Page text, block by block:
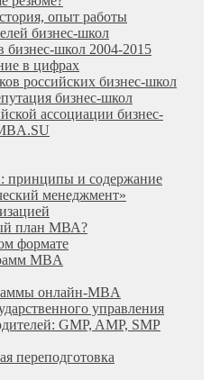
опыт работы
бизнес-школ
бизнес-школ 2004-2015
в цифрах
российских бизнес-школ
бизнес-школ
ассоциации бизнес-
и содержание
менеджмент»
план МВА?
формате
MBA
онлайн-MBA
управления
GMP, AMP, SMP
переподготовка